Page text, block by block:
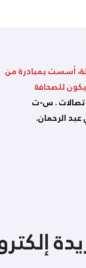
أسست بمبادرة من
للصحافة
. س-ت